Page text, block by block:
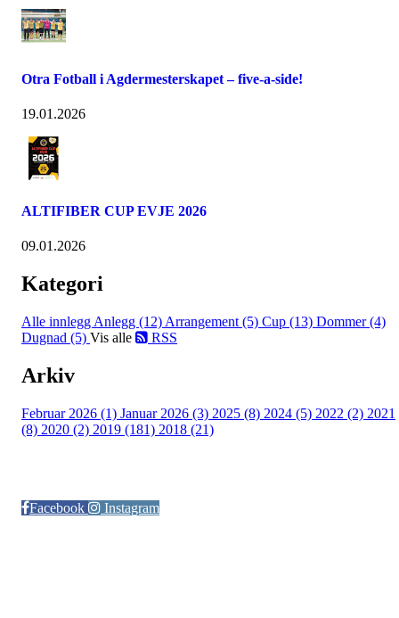
Otra Fotball i Agdermesterskapet – five-a-side!
19.01.2026
ALTIFIBER CUP EVJE 2026
09.01.2026
Kategori
Alle innlegg Anlegg (12) Arrangement (5) Cup (13) Dommer (4)
Dugnad (5) Vis alle RSS
Arkiv
Februar 2026 (1) Januar 2026 (3) 2025 (8) 2024 (5) 2022 (2) 2021
(8) 2020 (2) 2019 (181) 2018 (21)
Facebook
Instagram